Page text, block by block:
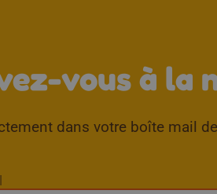
vous à la
dans votre boîte mail